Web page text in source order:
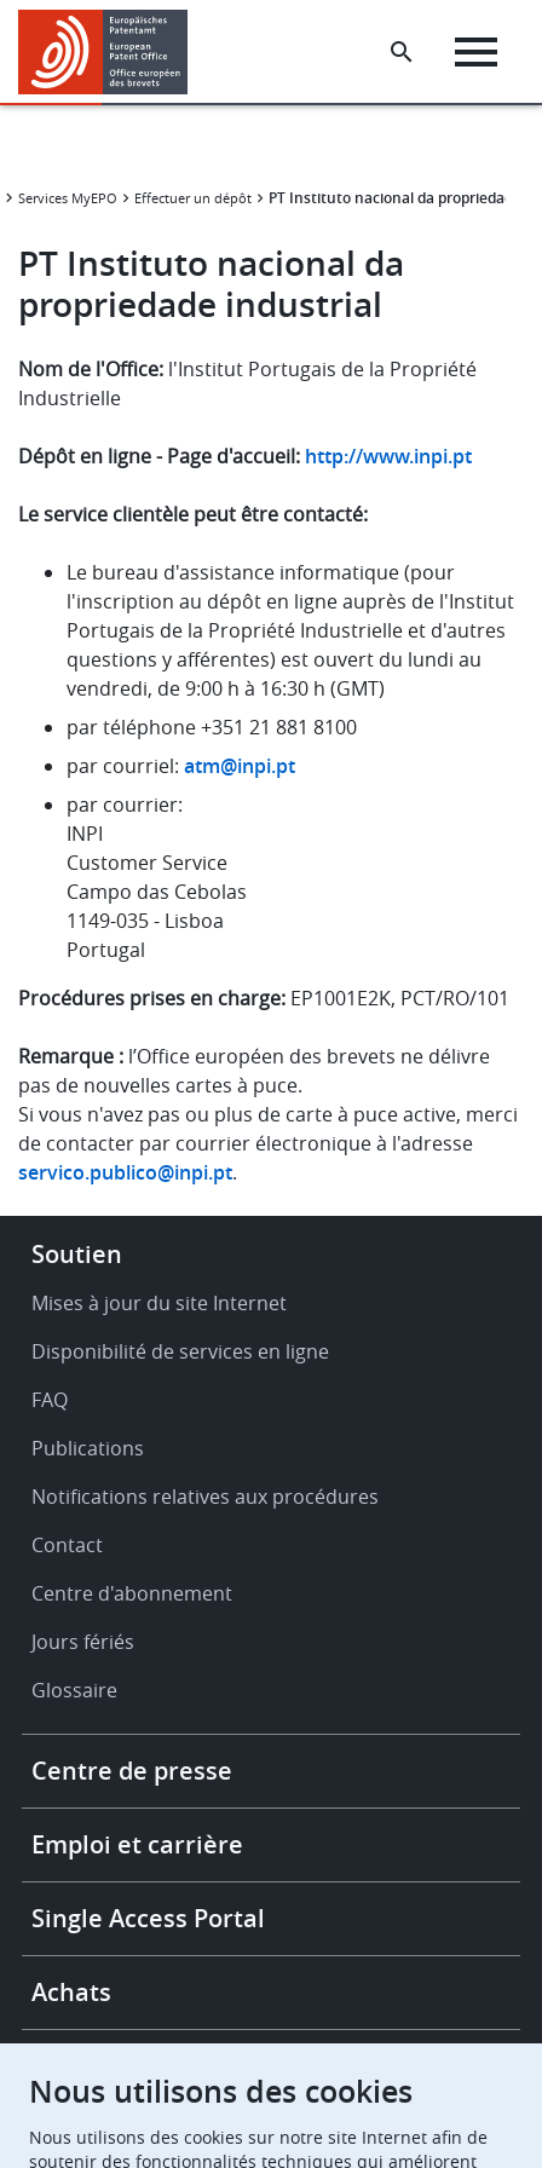
Skip
main
content
Skip
footer
Services MyEPO Effectuer un dépôt PT Instituto nacional da propriedade
PT Instituto nacional da
propriedade industrial
Nom de l'Office: l'Institut Portugais de la Propriété
Industrielle
Dépôt en ligne - Page d'accueil: http://www.inpi.pt
Le service clientèle peut être contacté:
Le bureau d'assistance informatique (pour
l'inscription au dépôt en ligne auprès de l'Institut
Portugais de la Propriété Industrielle et d'autres
questions y afférentes) est ouvert du lundi au
vendredi, de 9:00 h à 16:30 h (GMT)
par téléphone +351 21 881 8100
par courriel: atm@inpi.pt
par courrier:
INPI
Customer Service
Campo das Cebolas
1149-035 - Lisboa
Portugal
Procédures prises en charge: EP1001E2K, PCT/RO/101
Remarque : l’Office européen des brevets ne délivre
pas de nouvelles cartes à puce.
Si vous n'avez pas ou plus de carte à puce active, merci
de contacter par courrier électronique à l'adresse
servico.publico@inpi.pt.
Footer
Service
support
Soutien
Mises à jour du site Internet
Disponibilité de services en ligne
FAQ
Publications
Notifications relatives aux procédures
Contact
Centre d'abonnement
Jours fériés
Glossaire
More
links
Centre de presse
Emploi et carrière
Single Access Portal
Achats
European Patent Office EPO Jobs
Nous utilisons des cookies
Nous utilisons des cookies sur notre site Internet afin de
soutenir des fonctionnalités techniques qui améliorent